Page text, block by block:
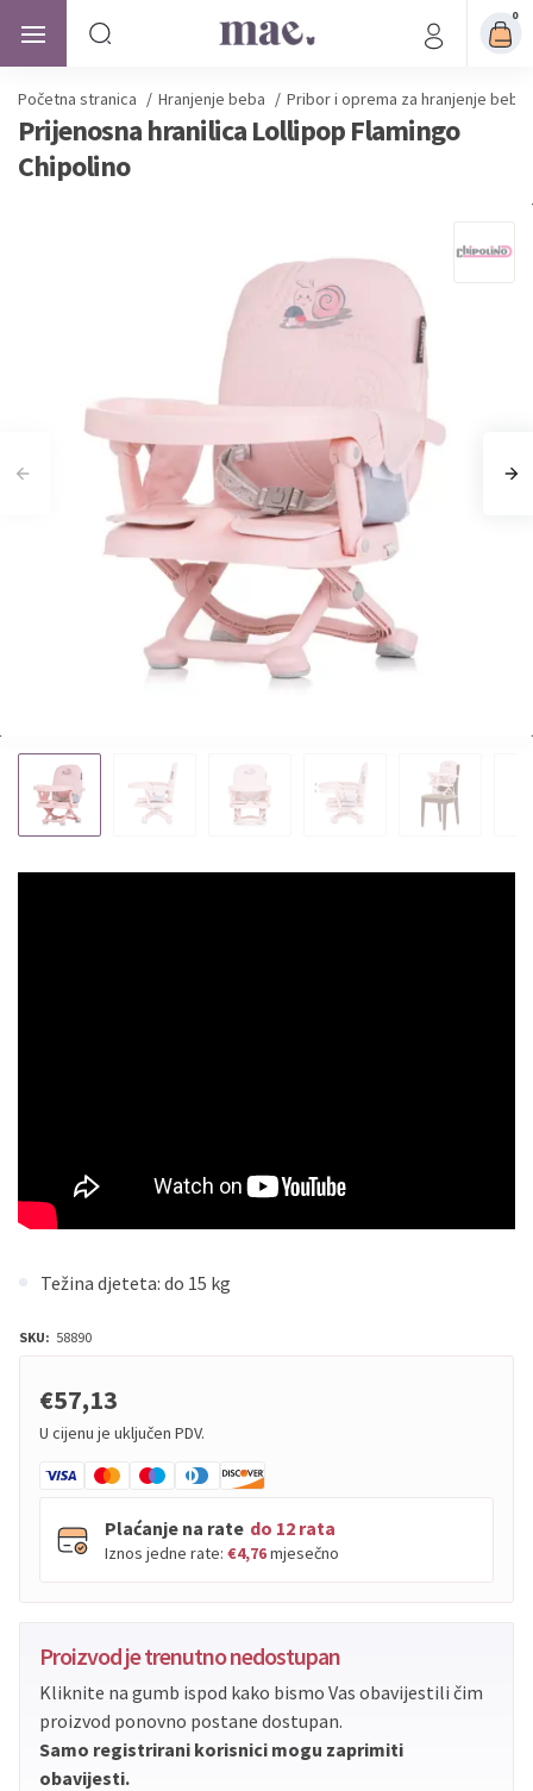
0
Početna stranica / Hranjenje beba / Pribor i oprema za hranjenje beba
Prijenosna hranilica Lollipop Flamingo
Chipolino
Težina djeteta: do 15 kg
SKU: 58890
€57,13
U cijenu je uključen PDV.
Plaćanje na rate do 12 rata
Iznos jedne rate: €4,76mjesečno
Visa Premium
Erste
Diners do12rata
Maestro do
Erste
Proizvod je trenutno nedostupan
Kliknite na gumb ispod kako bismo Vas obavijestili čim
proizvod ponovno postane dostupan.
Samo registrirani korisnici mogu zaprimiti
obavijesti.